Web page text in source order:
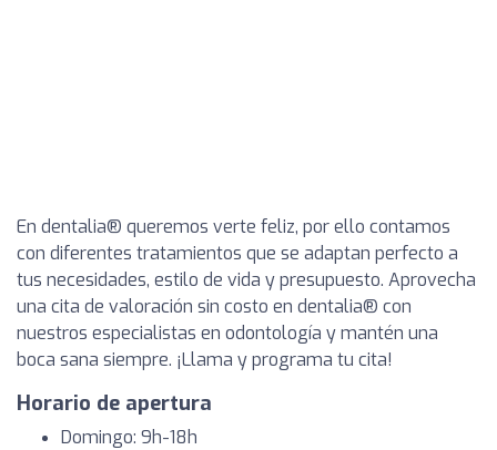
En dentalia® queremos verte feliz, por ello contamos
con diferentes tratamientos que se adaptan perfecto a
tus necesidades, estilo de vida y presupuesto. Aprovecha
una cita de valoración sin costo en dentalia® con
nuestros especialistas en odontología y mantén una
boca sana siempre. ¡Llama y programa tu cita!
Horario de apertura
Domingo: 9h-18h